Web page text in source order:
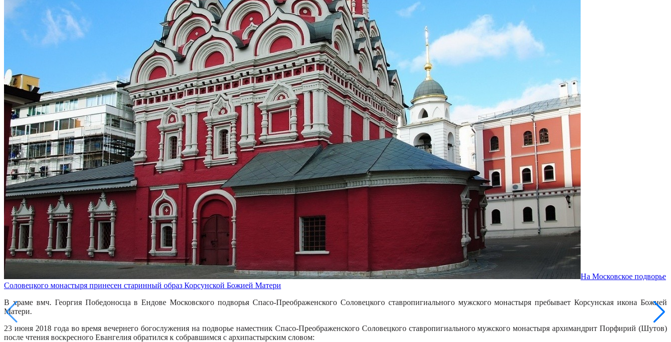
На Московское подворье
Соловецкого монастыря принесен старинный образ Корсунской Божией Матери
В храме вмч. Георгия Победоносца в Ендове Московского подворья Спасо-Преображенского Соловецкого ставропигиального мужского монастыря пребывает Корсунская икона Божией
Матери.
23 июня 2018 года во время вечернего богослужения на подворье наместник Спасо-Преображенского Соловецкого ставропигиального мужского монастыря архимандрит Порфирий (Шутов)
после чтения воскресного Евангелия обратился к собравшимся с архипастырским словом: